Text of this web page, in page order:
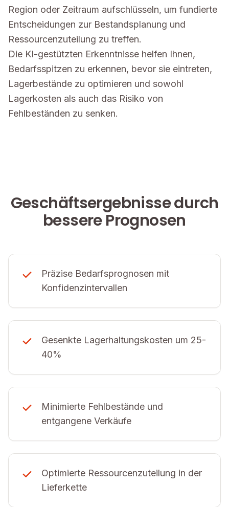
Region oder Zeitraum aufschlüsseln, um fundierte
Entscheidungen zur Bestandsplanung und
Ressourcenzuteilung zu treffen.
Die KI-gestützten Erkenntnisse helfen Ihnen,
Bedarfsspitzen zu erkennen, bevor sie eintreten,
Lagerbestände zu optimieren und sowohl
Lagerkosten als auch das Risiko von
Fehlbeständen zu senken.
Geschäftsergebnisse durch
bessere Prognosen
Präzise Bedarfsprognosen mit
Konfidenzintervallen
Gesenkte Lagerhaltungskosten um 25-
40%
Minimierte Fehlbestände und
entgangene Verkäufe
Optimierte Ressourcenzuteilung in der
Lieferkette